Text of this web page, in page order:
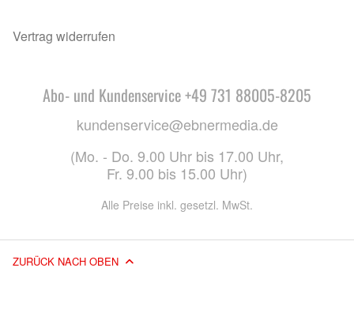
Vertrag widerrufen
Abo- und Kundenservice +49 731 88005-8205
kundenservice@ebnermedia.de
(Mo. - Do. 9.00 Uhr bis 17.00 Uhr,
Fr. 9.00 bis 15.00 Uhr)
Alle Preise inkl. gesetzl. MwSt.
ZURÜCK NACH OBEN